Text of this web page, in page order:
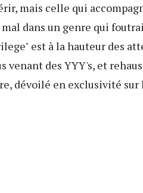
mais celle qui
dans un genre qui
est à la hauteur des
des YYY's, et
dévoilé en exclusivité sur